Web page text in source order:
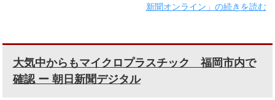
新聞オンライン」の続きを読む
大気中からもマイクロプラスチック 福岡市内で
確認 ー 朝日新聞デジタル